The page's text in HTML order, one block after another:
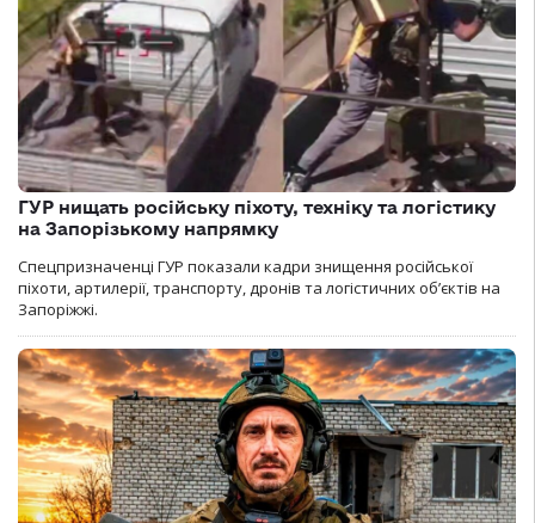
ГУР нищать російську піхоту, техніку та логістику
на Запорізькому напрямку
Спецпризначенці ГУР показали кадри знищення російської
піхоти, артилерії, транспорту, дронів та логістичних об’єктів на
Запоріжжі.